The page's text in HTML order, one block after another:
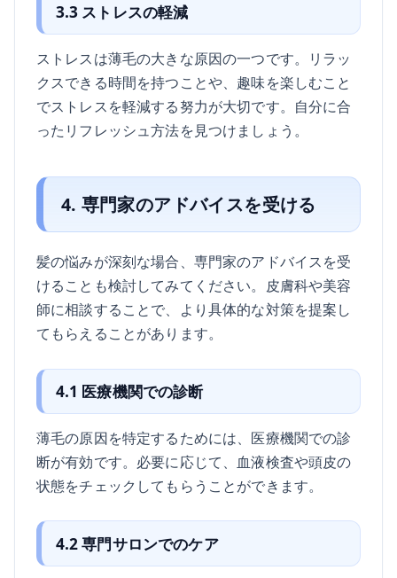
3.3 ストレスの軽減
ストレスは薄毛の大きな原因の一つです。リラッ
クスできる時間を持つことや、趣味を楽しむこと
でストレスを軽減する努力が大切です。自分に合
ったリフレッシュ方法を見つけましょう。
4. 専門家のアドバイスを受ける
髪の悩みが深刻な場合、専門家のアドバイスを受
けることも検討してみてください。皮膚科や美容
師に相談することで、より具体的な対策を提案し
てもらえることがあります。
4.1 医療機関での診断
薄毛の原因を特定するためには、医療機関での診
断が有効です。必要に応じて、血液検査や頭皮の
状態をチェックしてもらうことができます。
4.2 専門サロンでのケア